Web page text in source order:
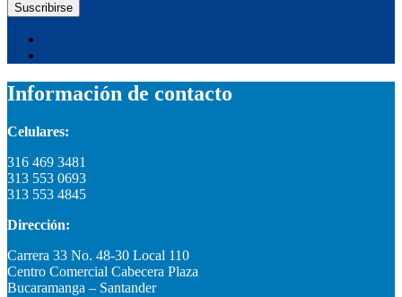
Información de contacto
Celulares:
316 469 3481
313 553 0693
313 553 4845
Dirección:
Carrera 33 No. 48-30 Local 110
Centro Comercial Cabecera Plaza
Bucaramanga – Santander